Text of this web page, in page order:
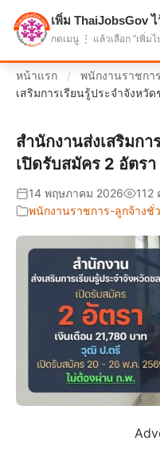
แบ่งปันโอกาส เพื่ออนา
หน้าแรก / พนักงานราชกา
เสริมการเรียนรู้ประจำจังหวั
สำนักงานส่งเสริมก
เปิดรับสมัคร 2 อัตรา
14 พฤษภาคม 2026
112
พนักงานราชการ-ลูกจ้างชั่
เพิ่ม ThaiJobsGov
กดเมนู ⋮ แล้วเลือก "เพิ่ม